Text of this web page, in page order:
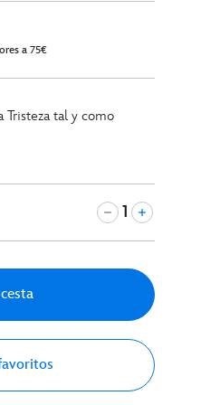
a 75€
Tristeza tal y como